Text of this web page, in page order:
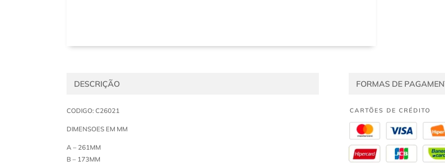
DESCRIÇÃO
CODIGO: C26021
DIMENSOES EM MM
A – 261MM
B – 173MM
FORMAS DE
CARTÕES DE CRÉDITO